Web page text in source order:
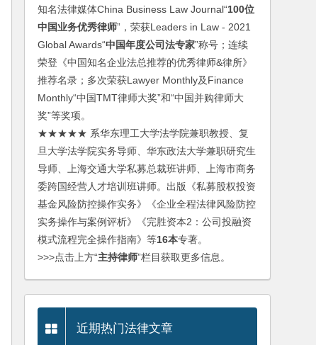
知名法律媒体China Business Law Journal“100位
中国业务优秀律师”，荣获Leaders in Law - 2021
Global Awards“中国年度公司法专家”称号；连续
荣登《中国知名企业法总推荐的优秀律师&律所》
推荐名录；多次荣获Lawyer Monthly及Finance
Monthly“中国TMT律师大奖”和“中国并购律师大
奖”等奖项。
★★★★★ 系华东理工大学法学院兼职教授、复
旦大学法学院实务导师、华东政法大学兼职研究生
导师、上海交通大学私募总裁班讲师、上海市商务
委跨国经营人才培训班讲师。出版《私募股权投资
基金风险防控操作实务》《企业全程法律风险防控
实务操作与案例评析》《完胜资本2：公司投融资
模式流程完全操作指南》等16本专著。
>>>点击上方“主持律师”栏目获取更多信息。
近期热门法律文章